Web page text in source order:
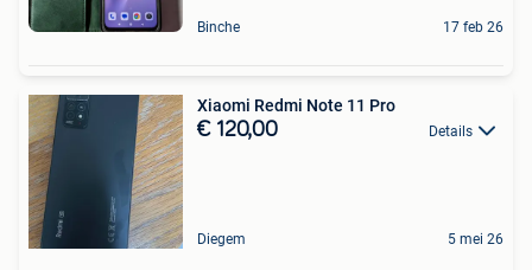
Binche 17 feb 26
Xiaomi Redmi Note 11 Pro
€ 120,00 Details
Diegem 5 mei 26